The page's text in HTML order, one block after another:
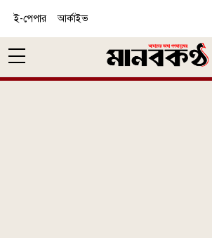
ই-পেপার আর্কাইভ